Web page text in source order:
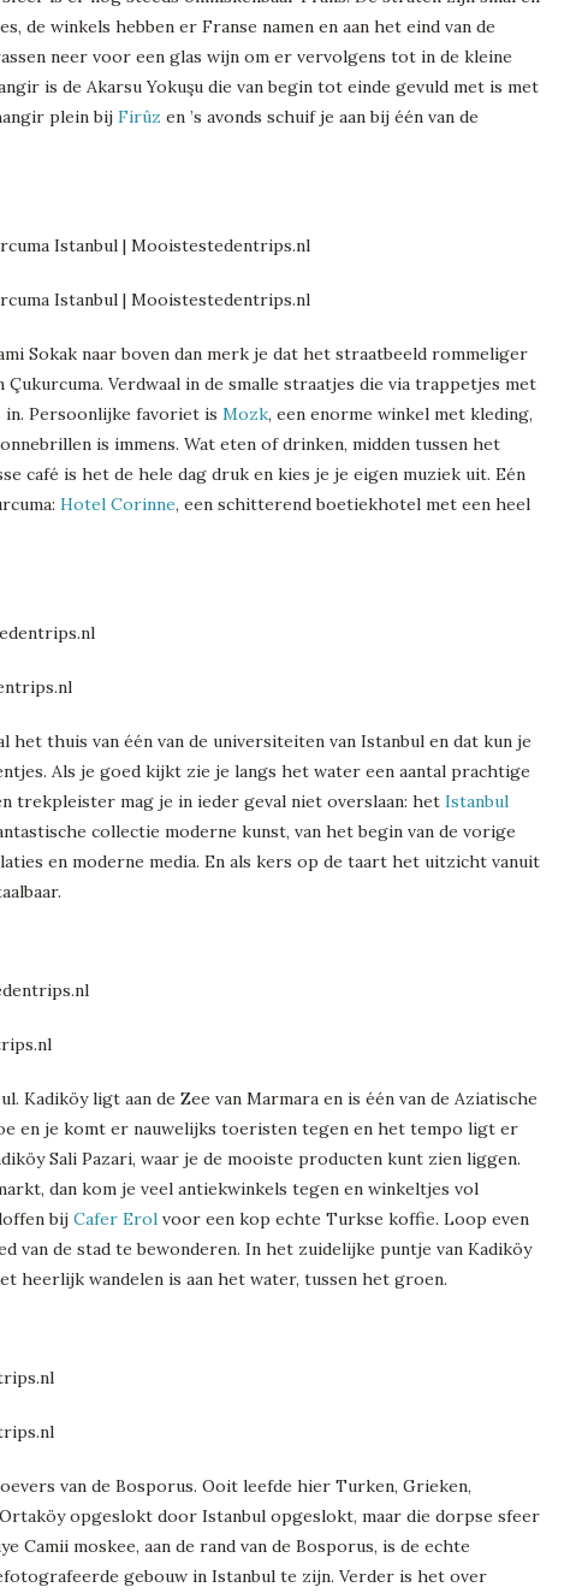
de winkels hebben er Franse namen en aan het eind van de
neer voor een glas wijn om er vervolgens tot in de kleine
is de Akarsu Yokuşu die van begin tot einde gevuld met is met
plein bij Firûz en ’s avonds schuif je aan bij één van de
Sokak naar boven dan merk je dat het straatbeeld rommeliger
Verdwaal in de smalle straatjes die via trappetjes met
in. Persoonlijke favoriet is Mozk, een enorme winkel met kleding,
is immens. Wat eten of drinken, midden tussen het
café is het de hele dag druk en kies je je eigen muziek uit. Eén
Hotel Corinne, een schitterend boetiekhotel met een heel
thuis van één van de universiteiten van Istanbul en dat kun je
Als je goed kijkt zie je langs het water een aantal prachtige
trekpleister mag je in ieder geval niet overslaan: het Istanbul
collectie moderne kunst, van het begin van de vorige
en moderne media. En als kers op de taart het uitzicht vanuit
ligt aan de Zee van Marmara en is één van de Aziatische
en je komt er nauwelijks toeristen tegen en het tempo ligt er
Sali Pazari, waar je de mooiste producten kunt zien liggen.
dan kom je veel antiekwinkels tegen en winkeltjes vol
bij Cafer Erol voor een kop echte Turkse koffie. Loop even
van de stad te bewonderen. In het zuidelijke puntje van Kadiköy
heerlijk wandelen is aan het water, tussen het groen.
van de Bosporus. Ooit leefde hier Turken, Grieken,
opgeslokt door Istanbul opgeslokt, maar die dorpse sfeer
Camii moskee, aan de rand van de Bosporus, is de echte
gebouw in Istanbul te zijn. Verder is het over